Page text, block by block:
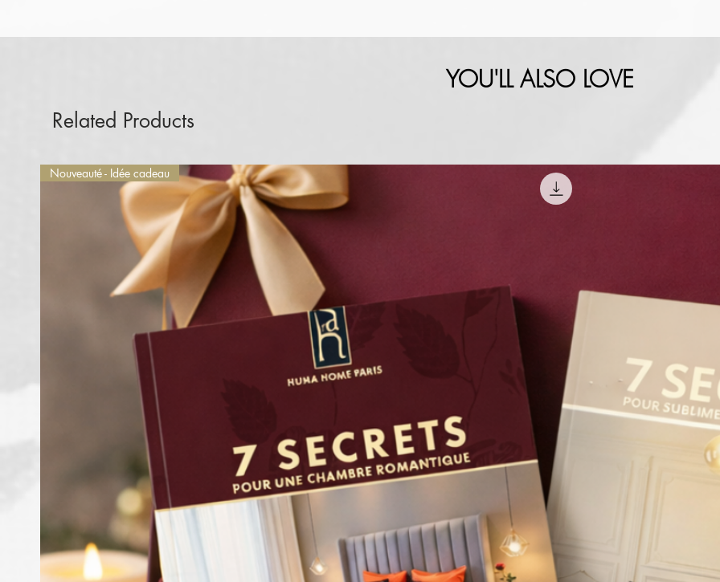
YOU'LL ALSO LOVE
Related Products
Nouveauté - Idée cadeau